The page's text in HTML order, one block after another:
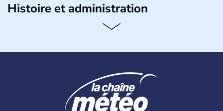
Histoire et administration
Chypre est une île située dans le bassin Levantin, à l'est
Chypriotes connaissent l'occupation de l'armée turque
La superficie totale de l'île dépasse les 9000 km2.